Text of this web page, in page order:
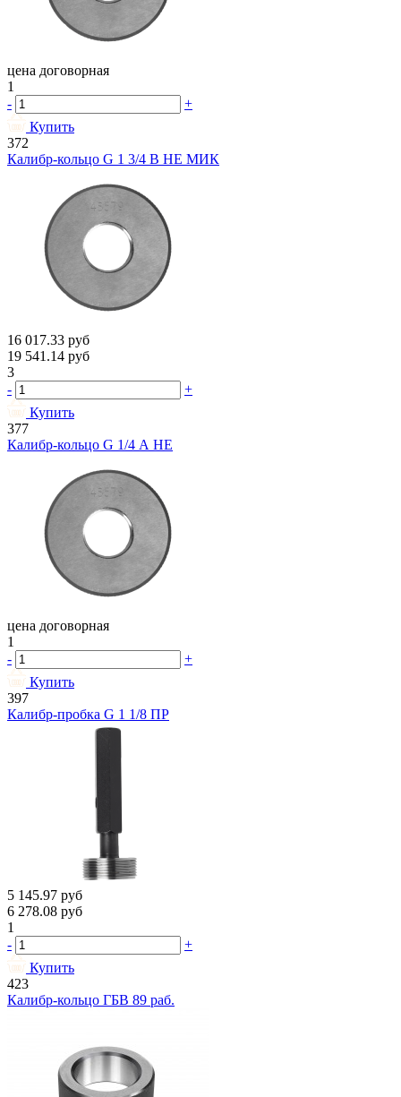
цена договорная
1
-
+
Купить
372
Калибр-кольцо G 1 3/4 В НЕ МИК
16 017.33 руб
19 541.14 руб
3
-
+
Купить
377
Калибр-кольцо G 1/4 А НЕ
цена договорная
1
-
+
Купить
397
Калибр-пробка G 1 1/8 ПР
5 145.97 руб
6 278.08 руб
1
-
+
Купить
423
Калибр-кольцо ГБВ 89 раб.